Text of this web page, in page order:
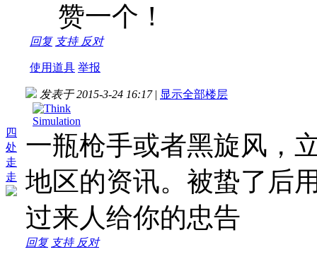
赞一个！
回复 支持 反对
使用道具 举报
四
处
走
走
发表于 2015-3-24 16:17 | 显示全部楼层
一瓶枪手或者黑旋风，
地区的资讯。被蛰了后
过来人给你的忠告
回复 支持 反对